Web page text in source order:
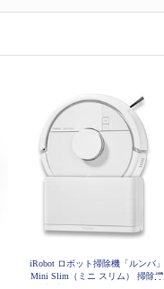
iRobot ロボット掃除機「ルンバ」
Mini Slim（ミニ スリム） 掃除機